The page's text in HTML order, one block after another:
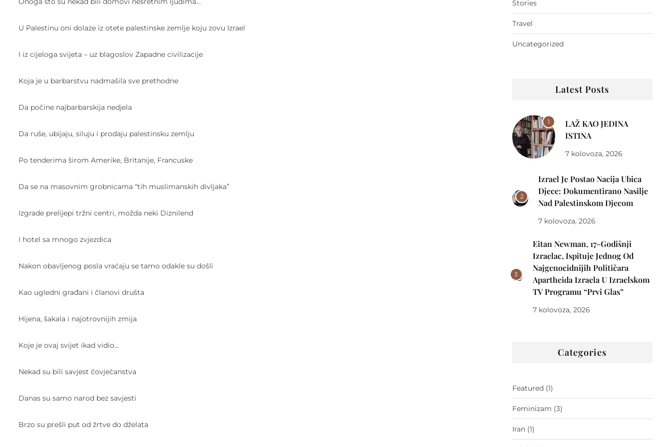
U Palestinu oni dolaze iz otete palestinske zemlje koju zovu Izrael
I iz cijeloga svijeta – uz blagoslov Zapadne civilizacije
Koja je u barbarstvu nadmašila sve prethodne
Da počine najbarbarskija nedjela
Da ruše, ubijaju, siluju i prodaju palestinsku zemlju
Po tenderima širom Amerike, Britanije, Francuske
Da se na masovnim grobnicama “tih muslimanskih divljaka”
Izgrade prelijepi tržni centri, možda neki Diznilend
I hotel sa mnogo zvjezdica
Nakon obavljenog posla vraćaju se tamo odakle su došli
Kao ugledni građani i članovi društa
Hijena, šakala i najotrovnijih zmija
Koje je ovaj svijet ikad vidio…
Nekad su bili savjest čovječanstva
Danas su samo narod bez savjesti
Brzo su prešli put od žrtve do dželata
Stories
Travel
Uncategorized
Latest Posts
1
LAŽ KAO JEDINA
ISTINA
7 kolovoza, 2026
2
Izrael Je Postao Nacija Ubica
Djece: Dokumentirano Nasilje
Nad Palestinskom Djecom
7 kolovoza, 2026
3
Eitan Newman, 17-Godišnji
Izraelac, Ispituje Jednog Od
Najgenocidnijih Političara
Apartheida Izraela U Izraelskom
TV Programu “Prvi Glas”
7 kolovoza, 2026
Categories
Featured (1)
Feminizam (3)
Iran(1)